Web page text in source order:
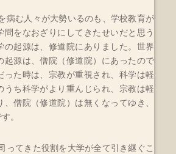
病む人々が大勢いるのも、学校教育が
をなおざりにしてきたせいだと思う
の起源は、修道院にありました。世界
起源は、僧院（修道院）にあったので
った時は、宗教が重視され、科学は軽
うち科学がより重んじられ、宗教は軽
僧院（修道院）は無くなってゆき、
す。
ってきた役割を大学が全て引き継ぐこ